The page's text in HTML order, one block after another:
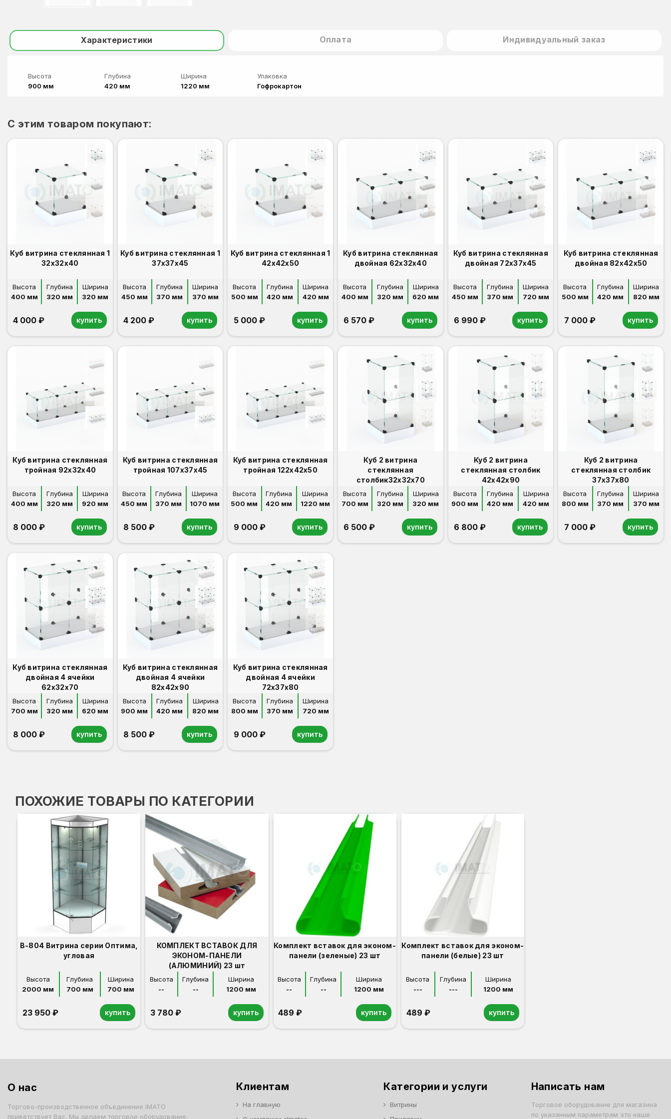
Характеристики Оплата Индивидуальный заказ
Высота
900 мм
Глубина
420 мм
Ширина
1220 мм
Упаковка
Гофрокартон
C этим товаром покупают:
Куб витрина стеклянная 1
32х32х40
Высота
400 мм
Глубина
320 мм
Ширина
320 мм
4 000 ₽ купить
Куб витрина стеклянная 1
37х37х45
Высота
450 мм
Глубина
370 мм
Ширина
370 мм
4 200 ₽ купить
Куб витрина стеклянная 1
42х42х50
Высота
500 мм
Глубина
420 мм
Ширина
420 мм
5 000 ₽ купить
Куб витрина стеклянная
двойная 62х32х40
Высота
400 мм
Глубина
320 мм
Ширина
620 мм
6 570 ₽ купить
Куб витрина стеклянная
двойная 72х37х45
Высота
450 мм
Глубина
370 мм
Ширина
720 мм
6 990 ₽ купить
Куб витрина стеклянная
двойная 82х42х50
Высота
500 мм
Глубина
420 мм
Ширина
820 мм
7 000 ₽ купить
Куб витрина стеклянная
тройная 92х32х40
Высота
400 мм
Глубина
320 мм
Ширина
920 мм
8 000 ₽ купить
Куб витрина стеклянная
тройная 107х37х45
Высота
450 мм
Глубина
370 мм
Ширина
1070 мм
8 500 ₽ купить
Куб витрина стеклянная
тройная 122х42х50
Высота
500 мм
Глубина
420 мм
Ширина
1220 мм
9 000 ₽ купить
Куб 2 витрина
стеклянная
столбик32х32х70
Высота
700 мм
Глубина
320 мм
Ширина
320 мм
6 500 ₽ купить
Куб 2 витрина
стеклянная столбик
42х42х90
Высота
900 мм
Глубина
420 мм
Ширина
420 мм
6 800 ₽ купить
Куб 2 витрина
стеклянная столбик
37х37х80
Высота
800 мм
Глубина
370 мм
Ширина
370 мм
7 000 ₽ купить
Куб витрина стеклянная
двойная 4 ячейки
62х32х70
Высота
700 мм
Глубина
320 мм
Ширина
620 мм
8 000 ₽ купить
Куб витрина стеклянная
двойная 4 ячейки
82х42х90
Высота
900 мм
Глубина
420 мм
Ширина
820 мм
8 500 ₽ купить
Куб витрина стеклянная
двойная 4 ячейки
72х37х80
Высота
800 мм
Глубина
370 мм
Ширина
720 мм
9 000 ₽ купить
ПОХОЖИЕ ТОВАРЫ ПО КАТЕГОРИИ
В-804 Витрина серии Оптима,
угловая
Высота
2000 мм
Глубина
700 мм
Ширина
700 мм
23 950 ₽ купить
КОМПЛЕКТ ВСТАВОК ДЛЯ
ЭКОНОМ-ПАНЕЛИ
(АЛЮМИНИЙ) 23 шт
Высота
--
Глубина
--
Ширина
1200 мм
3 780 ₽ купить
Комплект вставок для эконом-
панели (зеленые) 23 шт
Высота
--
Глубина
--
Ширина
1200 мм
489 ₽ купить
Комплект вставок для эконом-
панели (белые) 23 шт
Высота
---
Глубина
---
Ширина
1200 мм
489 ₽ купить
О нас
Торгово-производственное объединение IMATO
приветствует Вас. Мы делаем торговое оборудование,
Клиентам
На главную
Категории и услуги
Витрины
Написать нам
Торговое оборудование для магазина
по указанным параметрам это наше